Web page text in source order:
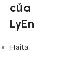
của
LyEn
Haita